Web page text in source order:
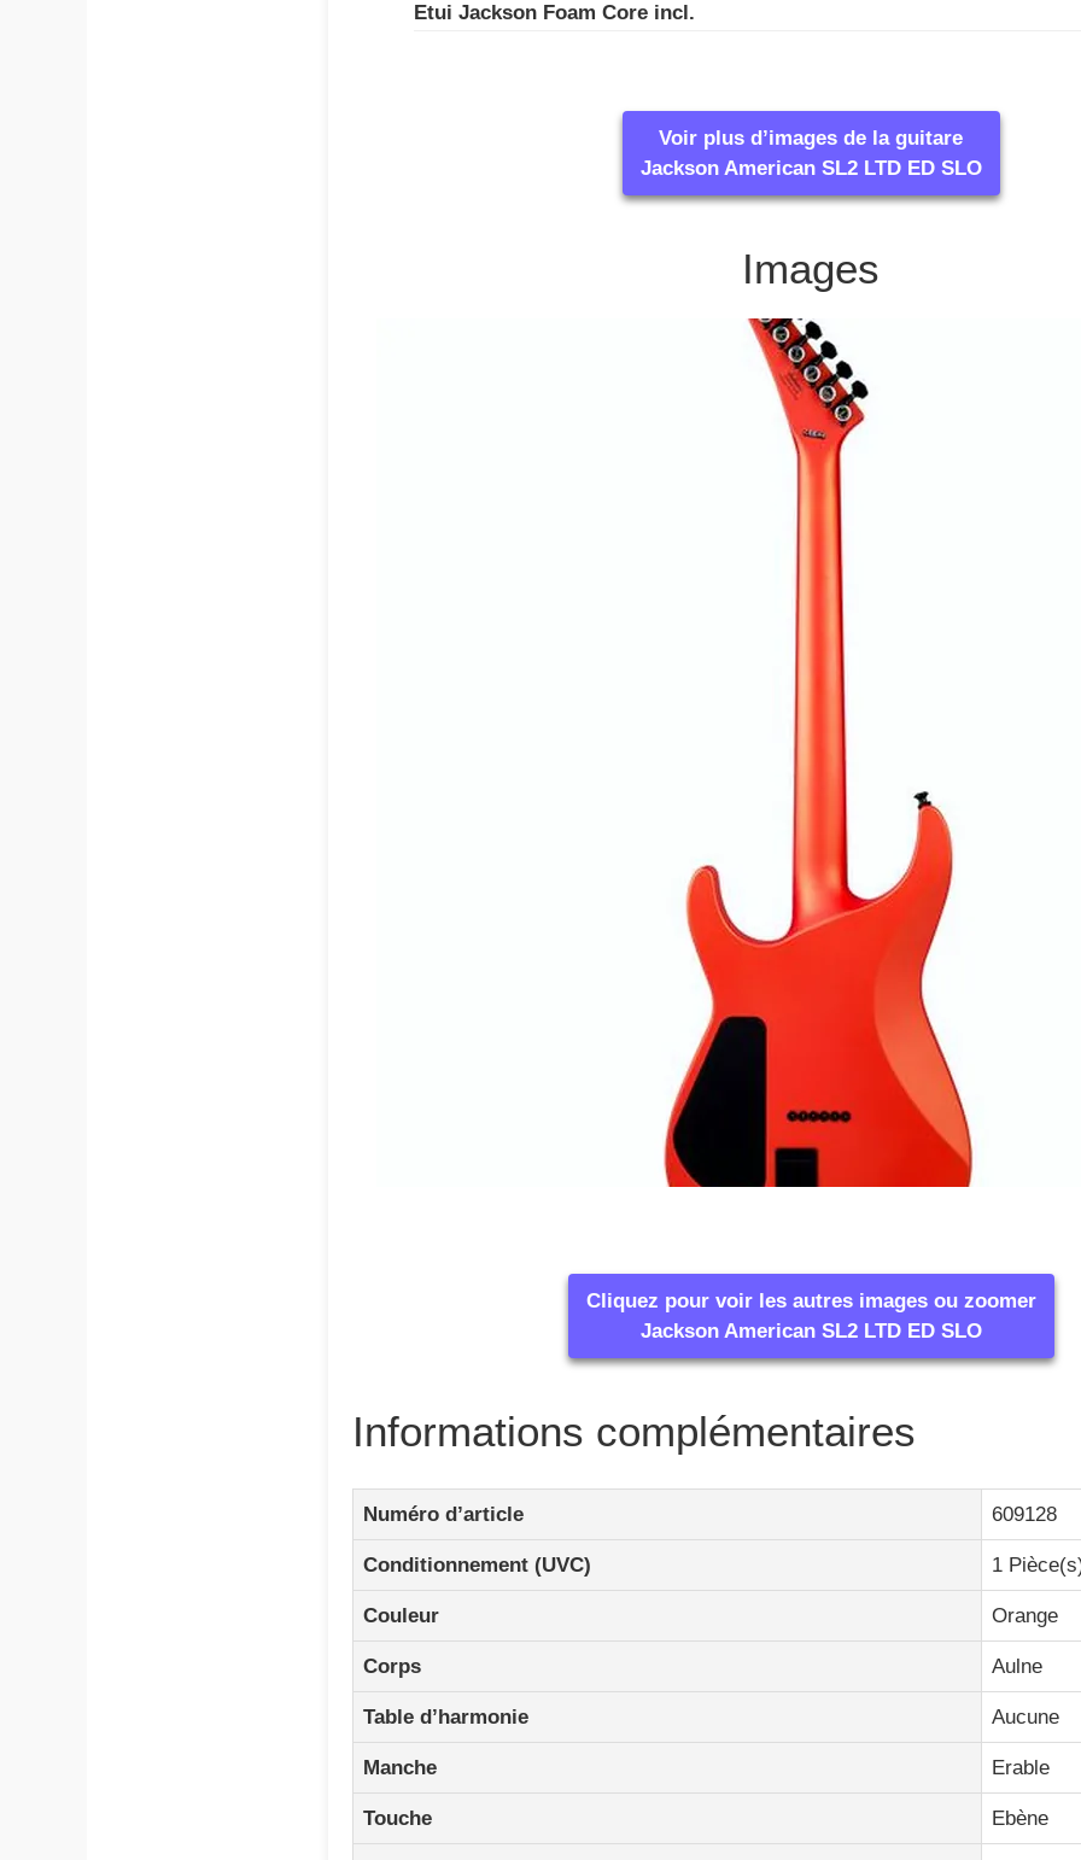
Etui Jackson Foam Core incl.
Voir plus d’images de la guitare
Jackson American SL2 LTD ED SLO
Images
Cliquez pour voir les autres images ou zoomer
Jackson American SL2 LTD ED SLO
Informations complémentaires
Numéro d’article 609128
Conditionnement (UVC) 1
Couleur Orange
Corps Aulne
Table d’harmonie Aucune
Manche Erable
Touche Ebène